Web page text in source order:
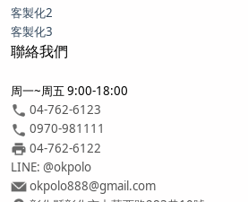
客製化2
客製化3
聯絡我們
周一~周五 9:00-18:00
04-762-6123
0970-981111
04-762-6122
LINE: @okpolo
okpolo888@gmail.com